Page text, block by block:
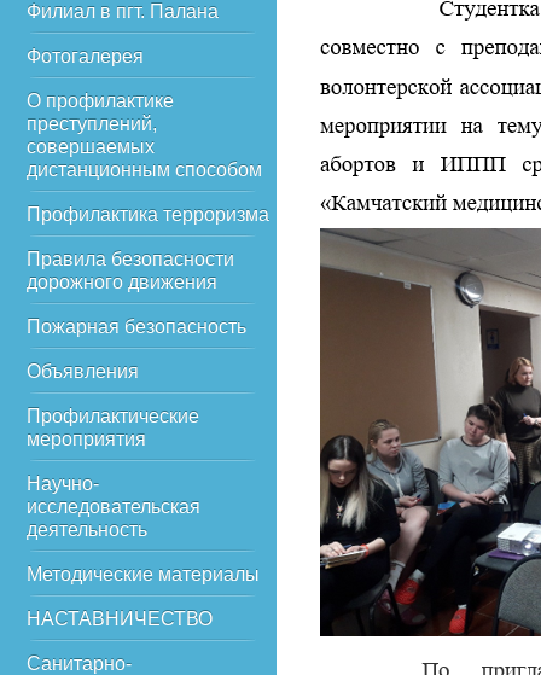
Филиал в пгт. Палана
Фотогалерея
О профилактике
преступлений,
совершаемых
дистанционным способом
Профилактика терроризма
Правила безопасности
дорожного движения
Пожарная безопасность
Объявления
Профилактические
мероприятия
Научно-
исследовательская
деятельность
Методические материалы
НАСТАВНИЧЕСТВО
Санитарно-